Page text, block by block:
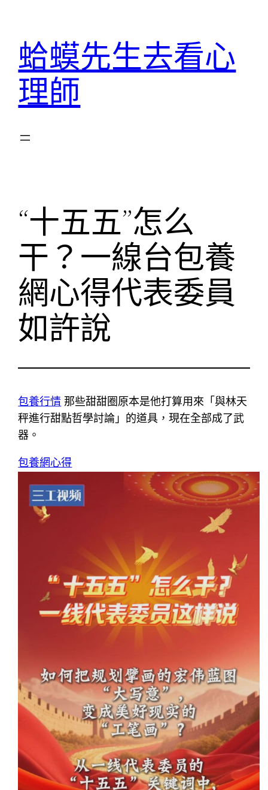
蛤蟆先生去看心
理師
“十五五”怎么
干？一線台包養
網心得代表委員
如許說
包養行情 那些甜甜圈原本是他打算用來「與林天
秤進行甜點哲學討論」的道具，現在全部成了武
器。
包養網心得